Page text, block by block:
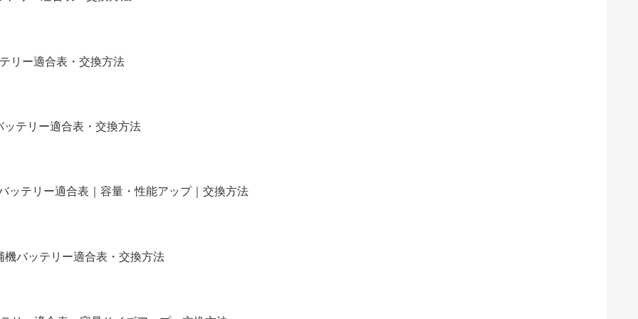
リー適合表・交換方法
テリー適合表・交換方法
ッテリー適合表｜容量・性能アップ｜交換方法
バッテリー適合表・交換方法